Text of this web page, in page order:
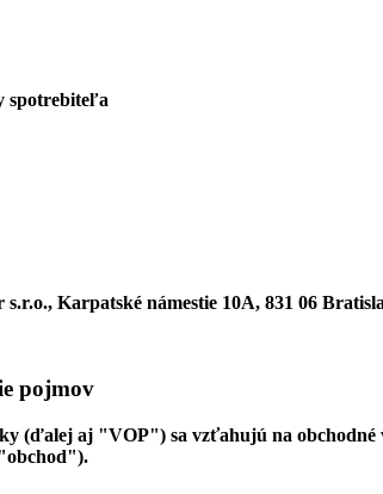
spotrebiteľa
Karpatské námestie 10A, 831 06
pojmov
(ďalej aj "VOP") sa vzťahujú na